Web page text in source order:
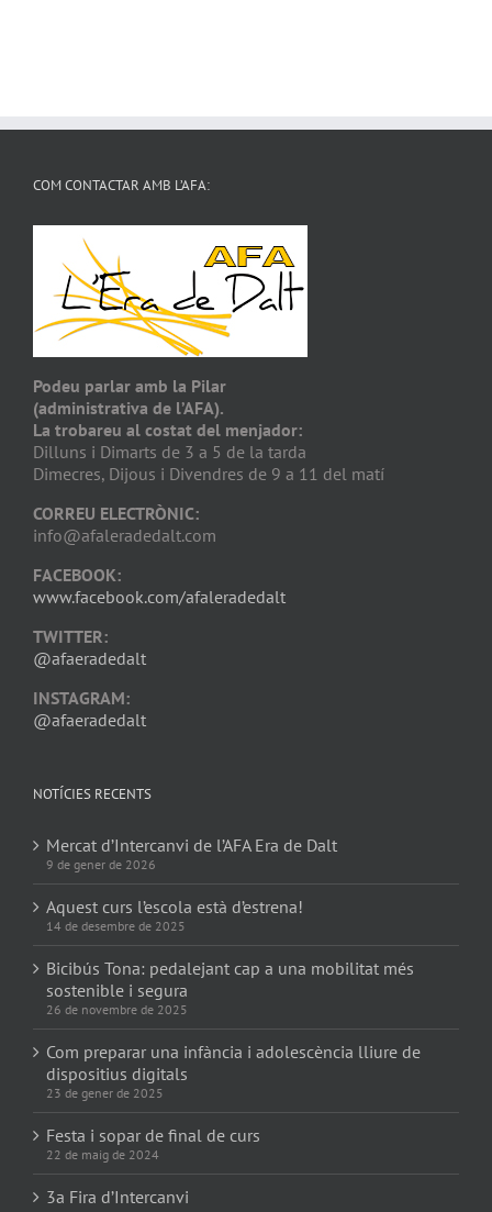
COM CONTACTAR AMB L’AFA:
Podeu parlar amb la Pilar
(administrativa de l’AFA).
La trobareu al costat del menjador:
Dilluns i Dimarts de 3 a 5 de la tarda
Dimecres, Dijous i Divendres de 9 a 11 del matí
CORREU ELECTRÒNIC:
info@afaleradedalt.com
FACEBOOK:
www.facebook.com/afaleradedalt
TWITTER:
@afaeradedalt
INSTAGRAM:
@afaeradedalt
NOTÍCIES RECENTS
Mercat d’Intercanvi de l’AFA Era de Dalt
9 de gener de 2026
Aquest curs l’escola està d’estrena!
14 de desembre de 2025
Bicibús Tona: pedalejant cap a una mobilitat més
sostenible i segura
26 de novembre de 2025
Com preparar una infància i adolescència lliure de
dispositius digitals
23 de gener de 2025
Festa i sopar de final de curs
22 de maig de 2024
3a Fira d’Intercanvi